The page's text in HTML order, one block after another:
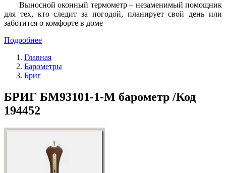
Выносной оконный термометр – незаменимый помощник
для тех, кто следит за погодой, планирует свой день или
заботится о комфорте в доме
Подробнее
Главная
Барометры
Бриг
БРИГ БМ93101-1-М барометр /Код
194452